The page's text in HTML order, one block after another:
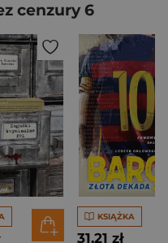
cenzury 6
KSIĄŻKA
31,21 zł